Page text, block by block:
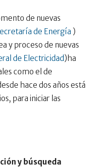
de nuevas
de Energía )
y proceso de nuevas
de Electricidad)ha
como el de
hace dos años está
para iniciar las
y búsqueda